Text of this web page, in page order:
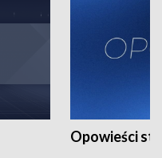
Opowieści